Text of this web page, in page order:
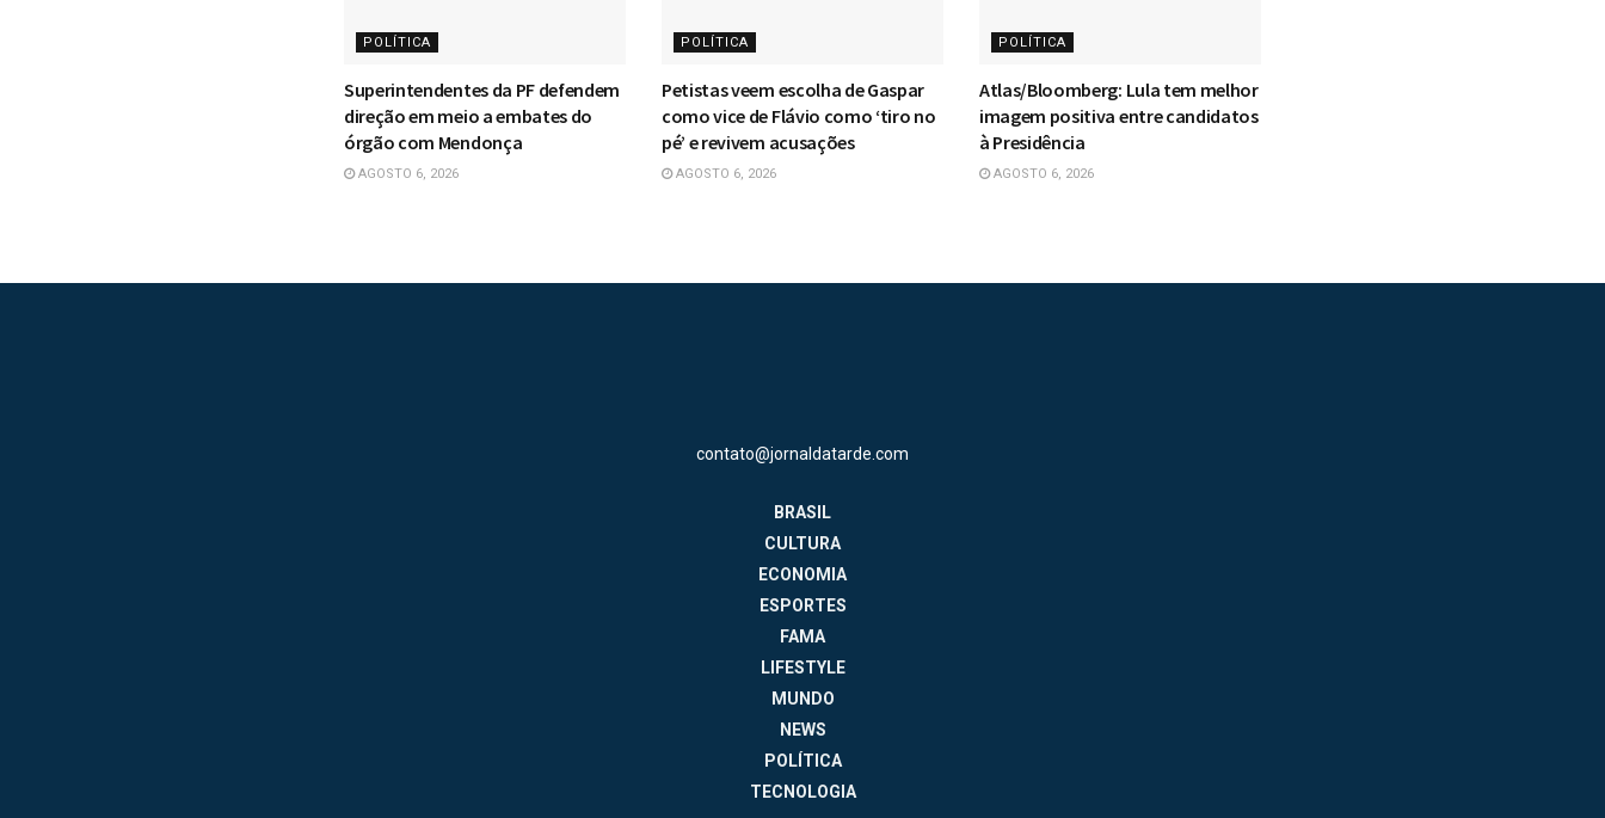
POLÍTICA
Superintendentes da PF defendem
direção em meio a embates do
órgão com Mendonça
AGOSTO 6, 2026
POLÍTICA
Petistas veem escolha de Gaspar
como vice de Flávio como ‘tiro no
pé’ e revivem acusações
AGOSTO 6, 2026
POLÍTICA
Atlas/Bloomberg: Lula tem melhor
imagem positiva entre candidatos
à Presidência
AGOSTO 6, 2026
contato@jornaldatarde.com
BRASIL
CULTURA
ECONOMIA
ESPORTES
FAMA
LIFESTYLE
MUNDO
NEWS
POLÍTICA
TECNOLOGIA